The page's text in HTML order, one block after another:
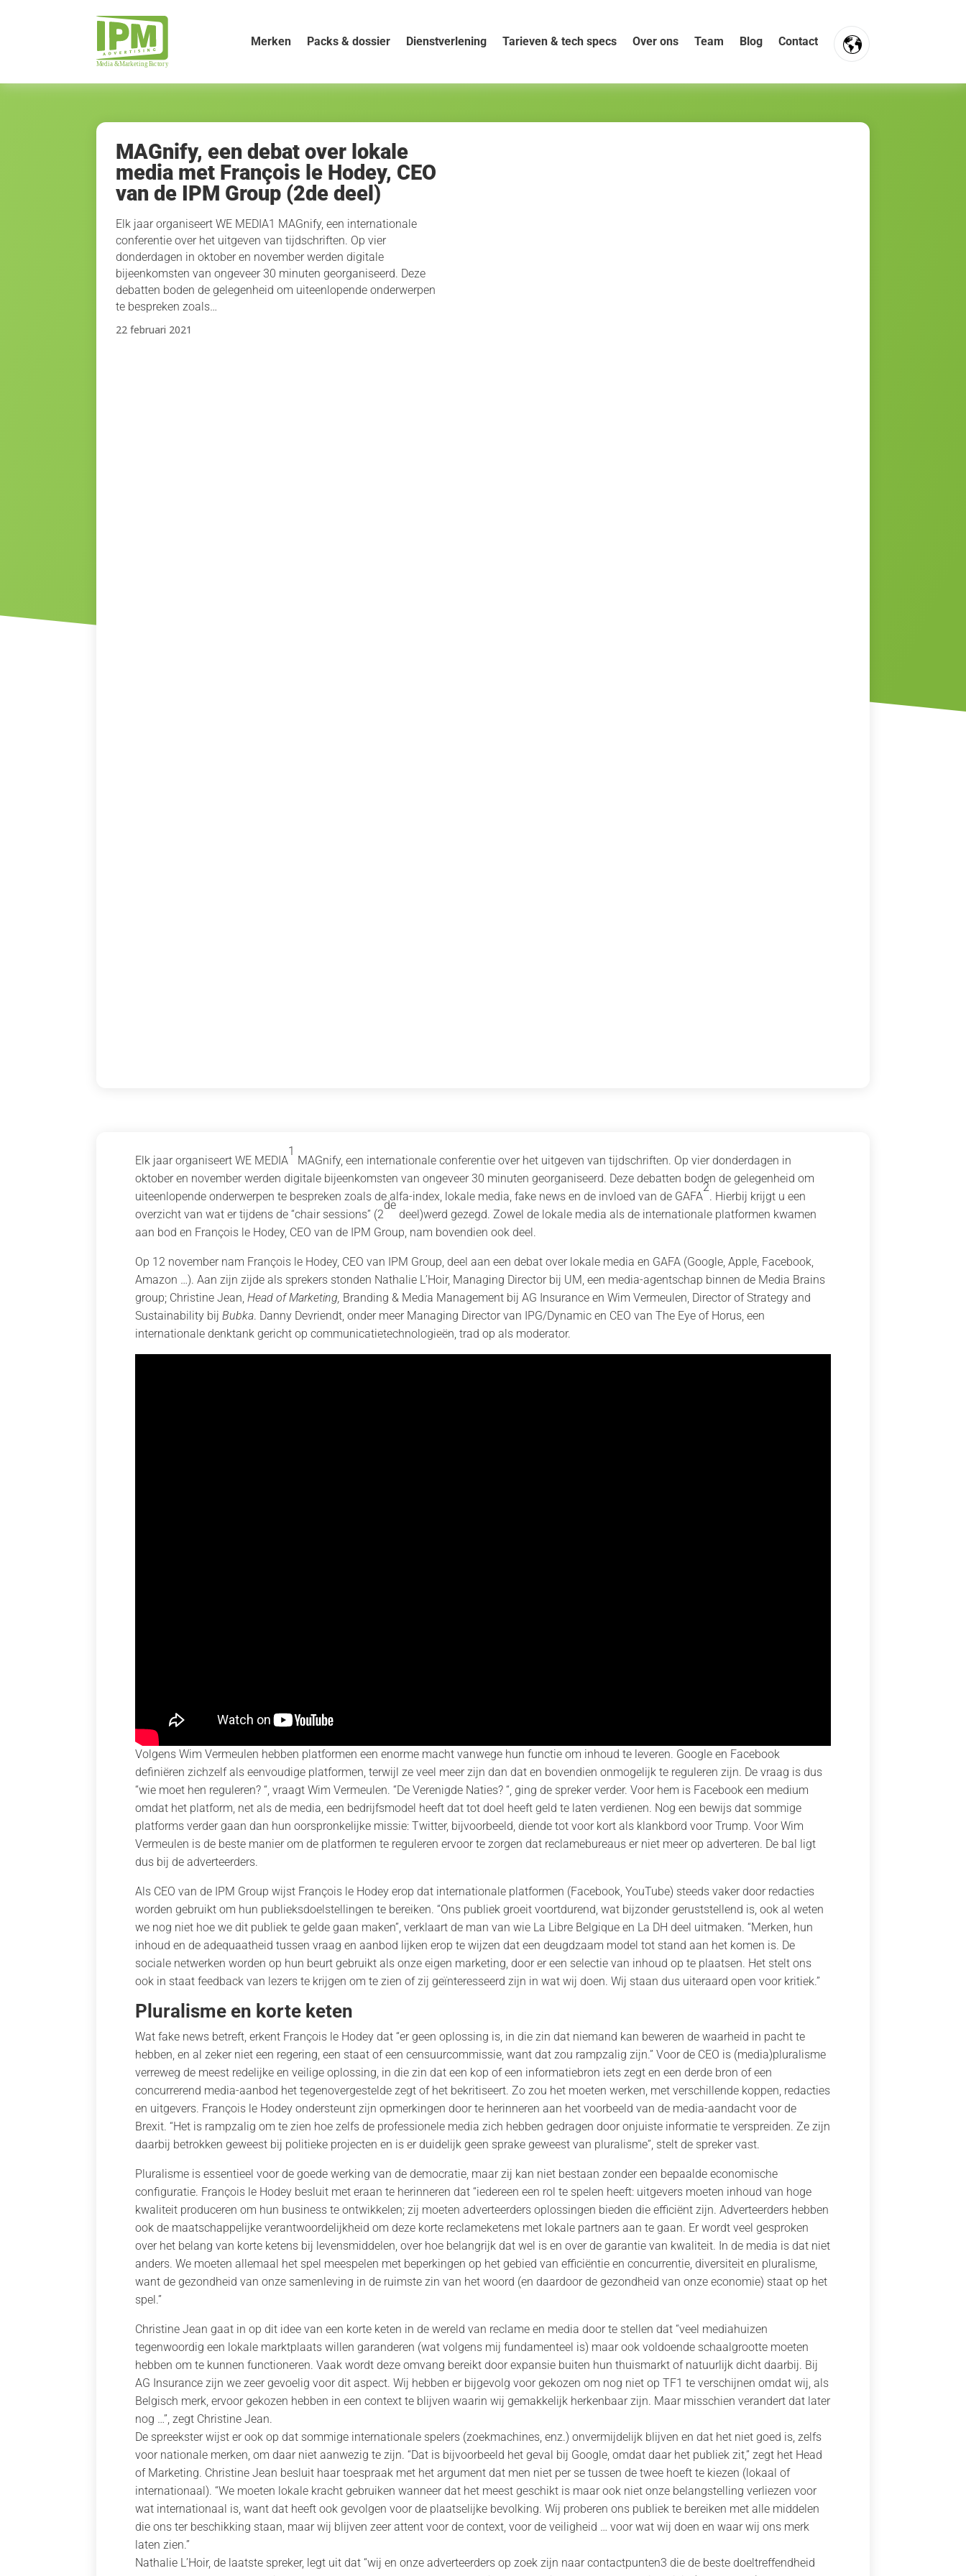
Merken Packs & dossier Dienstverlening Tarieven & tech specs Over ons Team Blog Contact
FR
MAGnify, een debat over lokale
media met François le Hodey, CEO
van de IPM Group (2de deel)
Elk jaar organiseert WE MEDIA1 MAGnify, een internationale
conferentie over het uitgeven van tijdschriften. Op vier
donderdagen in oktober en november werden digitale
bijeenkomsten van ongeveer 30 minuten georganiseerd. Deze
debatten boden de gelegenheid om uiteenlopende onderwerpen
te bespreken zoals…
22 februari 2021
Elk jaar organiseert WE MEDIA
1
MAGnify, een internationale conferentie over het uitgeven van tijdschriften. Op vier donderdagen in
oktober en november werden digitale bijeenkomsten van ongeveer 30 minuten georganiseerd. Deze debatten boden de gelegenheid om
uiteenlopende onderwerpen te bespreken zoals de alfa-index, lokale media, fake news en de invloed van de GAFA
2
. Hierbij krijgt u een
overzicht van wat er tijdens de “chair sessions” (2
de
deel)werd gezegd. Zowel de lokale media als de internationale platformen kwamen
aan bod en François le Hodey, CEO van de IPM Group, nam bovendien ook deel.
Op 12 november nam François le Hodey, CEO van IPM Group, deel aan een debat over lokale media en GAFA (Google, Apple, Facebook,
Amazon …). Aan zijn zijde als sprekers stonden Nathalie L’Hoir, Managing Director bij UM, een media-agentschap binnen de Media Brains
group; Christine Jean,Head of Marketing, Branding & Media Management bij AG Insurance en Wim Vermeulen, Director of Strategy and
Sustainability bijBubka. Danny Devriendt, onder meer Managing Director van IPG/Dynamic en CEO van The Eye of Horus, een
internationale denktank gericht op communicatietechnologieën, trad op als moderator.
Volgens Wim Vermeulen hebben platformen een enorme macht vanwege hun functie om inhoud te leveren. Google en Facebook
definiëren zichzelf als eenvoudige platformen, terwijl ze veel meer zijn dan dat en bovendien onmogelijk te reguleren zijn. De vraag is dus
“wie moet hen reguleren? “, vraagt Wim Vermeulen. “De Verenigde Naties? “, ging de spreker verder. Voor hem is Facebook een medium
omdat het platform, net als de media, een bedrijfsmodel heeft dat tot doel heeft geld te laten verdienen. Nog een bewijs dat sommige
platforms verder gaan dan hun oorspronkelijke missie: Twitter, bijvoorbeeld, diende tot voor kort als klankbord voor Trump. Voor Wim
Vermeulen is de beste manier om de platformen te reguleren ervoor te zorgen dat reclamebureaus er niet meer op adverteren. De bal ligt
dus bij de adverteerders.
Als CEO van de IPM Group wijst François le Hodey erop dat internationale platformen (Facebook, YouTube) steeds vaker door redacties
worden gebruikt om hun publieksdoelstellingen te bereiken. “Ons publiek groeit voortdurend, wat bijzonder geruststellend is, ook al weten
we nog niet hoe we dit publiek te gelde gaan maken”, verklaart de man van wie La Libre Belgique en La DH deel uitmaken. “Merken, hun
inhoud en de adequaatheid tussen vraag en aanbod lijken erop te wijzen dat een deugdzaam model tot stand aan het komen is. De
sociale netwerken worden op hun beurt gebruikt als onze eigen marketing, door er een selectie van inhoud op te plaatsen. Het stelt ons
ook in staat feedback van lezers te krijgen om te zien of zij geïnteresseerd zijn in wat wij doen. Wij staan dus uiteraard open voor kritiek.”
Pluralisme en korte keten
Wat fake news betreft, erkent François le Hodey dat “er geen oplossing is, in die zin dat niemand kan beweren de waarheid in pacht te
hebben, en al zeker niet een regering, een staat of een censuurcommissie, want dat zou rampzalig zijn.” Voor de CEO is (media)pluralisme
verreweg de meest redelijke en veilige oplossing, in die zin dat een kop of een informatiebron iets zegt en een derde bron of een
concurrerend media-aanbod het tegenovergestelde zegt of het bekritiseert. Zo zou het moeten werken, met verschillende koppen, redacties
en uitgevers. François le Hodey ondersteunt zijn opmerkingen door te herinneren aan het voorbeeld van de media-aandacht voor de
Brexit. “Het is rampzalig om te zien hoe zelfs de professionele media zich hebben gedragen door onjuiste informatie te verspreiden. Ze zijn
daarbij betrokken geweest bij politieke projecten en is er duidelijk geen sprake geweest van pluralisme”, stelt de spreker vast.
Pluralisme is essentieel voor de goede werking van de democratie, maar zij kan niet bestaan zonder een bepaalde economische
configuratie. François le Hodey besluit met eraan te herinneren dat “iedereen een rol te spelen heeft: uitgevers moeten inhoud van hoge
kwaliteit produceren om hun business te ontwikkelen; zij moeten adverteerders oplossingen bieden die efficiënt zijn. Adverteerders hebben
ook de maatschappelijke verantwoordelijkheid om deze korte reclameketens met lokale partners aan te gaan. Er wordt veel gesproken
over het belang van korte ketens bij levensmiddelen, over hoe belangrijk dat wel is en over de garantie van kwaliteit. In de media is dat niet
anders. We moeten allemaal het spel meespelen met beperkingen op het gebied van efficiëntie en concurrentie, diversiteit en pluralisme,
want de gezondheid van onze samenleving in de ruimste zin van het woord (en daardoor de gezondheid van onze economie) staat op het
spel.”
Christine Jean gaat in op dit idee van een korte keten in de wereld van reclame en media door te stellen dat “veel mediahuizen
tegenwoordig een lokale marktplaats willen garanderen (wat volgens mij fundamenteel is) maar ook voldoende schaalgrootte moeten
hebben om te kunnen functioneren. Vaak wordt deze omvang bereikt door expansie buiten hun thuismarkt of natuurlijk dicht daarbij. Bij
AG Insurance zijn we zeer gevoelig voor dit aspect. Wij hebben er bijgevolg voor gekozen om nog niet op TF1 te verschijnen omdat wij, als
Belgisch merk, ervoor gekozen hebben in een context te blijven waarin wij gemakkelijk herkenbaar zijn. Maar misschien verandert dat later
nog …”, zegt Christine Jean.
De spreekster wijst er ook op dat sommige internationale spelers (zoekmachines, enz.) onvermijdelijk blijven en dat het niet goed is, zelfs
voor nationale merken, om daar niet aanwezig te zijn. “Dat is bijvoorbeeld het geval bij Google, omdat daar het publiek zit,” zegt het Head
of Marketing. Christine Jean besluit haar toespraak met het argument dat men niet per se tussen de twee hoeft te kiezen (lokaal of
internationaal). “We moeten lokale kracht gebruiken wanneer dat het meest geschikt is maar ook niet onze belangstelling verliezen voor
wat internationaal is, want dat heeft ook gevolgen voor de plaatselijke bevolking. Wij proberen ons publiek te bereiken met alle middelen
die ons ter beschikking staan, maar wij blijven zeer attent voor de context, voor de veiligheid … voor wat wij doen en waar wij ons merk
laten zien.”
Nathalie L’Hoir, de laatste spreker, legt uit dat “wij en onze adverteerders op zoek zijn naar contactpunten3 die de beste doeltreffendheid